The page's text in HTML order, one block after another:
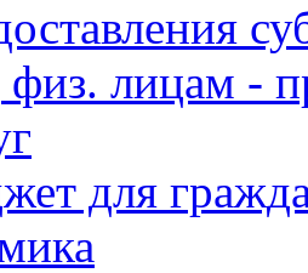
лицам -
для